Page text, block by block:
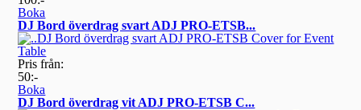
Boka
DJ Bord överdrag svart ADJ PRO-ETSB...
Pris från:
50:-
Boka
DJ Bord överdrag vit ADJ PRO-ETSB C...